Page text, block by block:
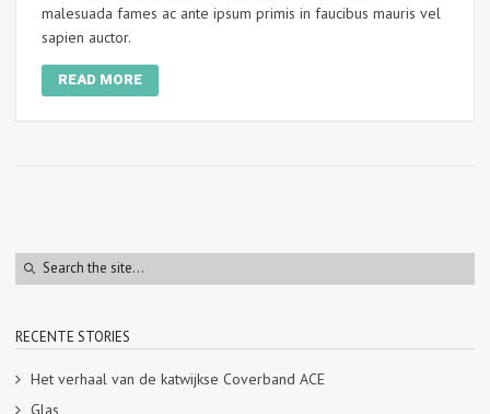
malesuada fames ac ante ipsum primis in faucibus mauris vel
sapien auctor.
READ MORE
RECENTE STORIES
Het verhaal van de katwijkse Coverband ACE
Glas